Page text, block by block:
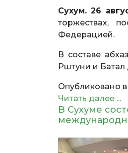
Сухум. 26
торжествах,
Федерацией.
В составе
Рштуни и
Опубликовано в
Читать далее ...
В Сухуме